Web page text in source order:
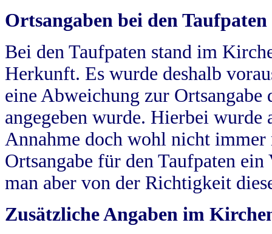
Ortsangaben bei den Taufpaten
Bei den Taufpaten stand im
Herkunft. Es wurde deshalb
eine Abweichung zur
angegeben wurde. Hierbei wurde
Annahme doch wohl nicht
Ortsangabe für den Taufpaten
man aber von der Richtigkeit
Zusätzliche Angaben im